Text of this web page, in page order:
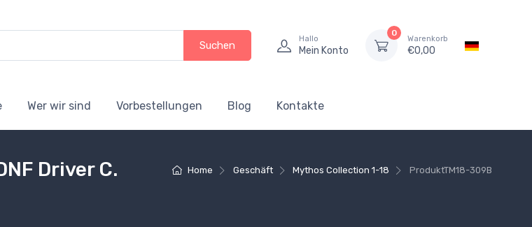
Suchen
Hallo
Mein Konto
0
Warenkorb
€0,00
Wer wir sind Vorbestellungen Blog Kontakte
Home Geschäft Mythos Collection 1-18 ProduktTM18-309B
Driver C.